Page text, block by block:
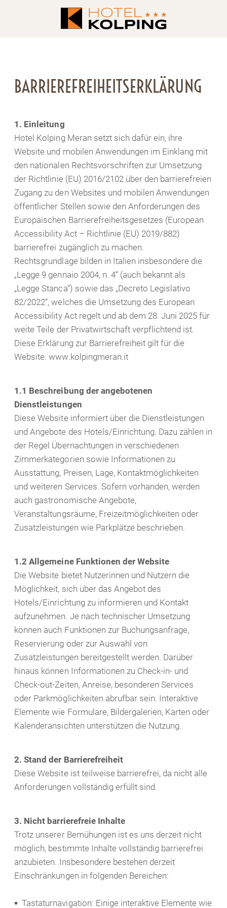
BARRIEREFREIHEITSERKLÄRUNG
1. Einleitung
Hotel Kolping Meran setzt sich dafür ein, ihre
Website und mobilen Anwendungen im Einklang mit
den nationalen Rechtsvorschriften zur Umsetzung
der Richtlinie (EU) 2016/2102 über den barrierefreien
Zugang zu den Websites und mobilen Anwendungen
öffentlicher Stellen sowie den Anforderungen des
Europäischen Barrierefreiheitsgesetzes (European
Accessibility Act – Richtlinie (EU) 2019/882)
barrierefrei zugänglich zu machen.
Rechtsgrundlage bilden in Italien insbesondere die
„Legge 9 gennaio 2004, n. 4“ (auch bekannt als
„Legge Stanca“) sowie das „Decreto Legislativo
82/2022“, welches die Umsetzung des European
Accessibility Act regelt und ab dem 28. Juni 2025 für
weite Teile der Privatwirtschaft verpflichtend ist.
Diese Erklärung zur Barrierefreiheit gilt für die
Website:www.kolpingmeran.it
1.1 Beschreibung der angebotenen
Dienstleistungen
Diese Website informiert über die Dienstleistungen
und Angebote des Hotels/Einrichtung. Dazu zählen in
der Regel Übernachtungen in verschiedenen
Zimmerkategorien sowie Informationen zu
Ausstattung, Preisen, Lage, Kontaktmöglichkeiten
und weiteren Services. Sofern vorhanden, werden
auch gastronomische Angebote,
Veranstaltungsräume, Freizeitmöglichkeiten oder
Zusatzleistungen wie Parkplätze beschrieben.
1.2 Allgemeine Funktionen der Website
Die Website bietet Nutzerinnen und Nutzern die
Möglichkeit, sich über das Angebot des
Hotels/Einrichtung zu informieren und Kontakt
aufzunehmen. Je nach technischer Umsetzung
können auch Funktionen zur Buchungsanfrage,
Reservierung oder zur Auswahl von
Zusatzleistungen bereitgestellt werden. Darüber
hinaus können Informationen zu Check-in- und
Check-out-Zeiten, Anreise, besonderen Services
oder Parkmöglichkeiten abrufbar sein. Interaktive
Elemente wie Formulare, Bildergalerien, Karten oder
Kalenderansichten unterstützen die Nutzung.
2. Stand der Barrierefreiheit
Diese Website ist teilweise barrierefrei, da nicht alle
Anforderungen vollständig erfüllt sind.
3. Nicht barrierefreie Inhalte
Trotz unserer Bemühungen ist es uns derzeit nicht
möglich, bestimmte Inhalte vollständig barrierefrei
anzubieten. Insbesondere bestehen derzeit
Einschränkungen in folgenden Bereichen:
Tastaturnavigation: Einige interaktive Elemente wie